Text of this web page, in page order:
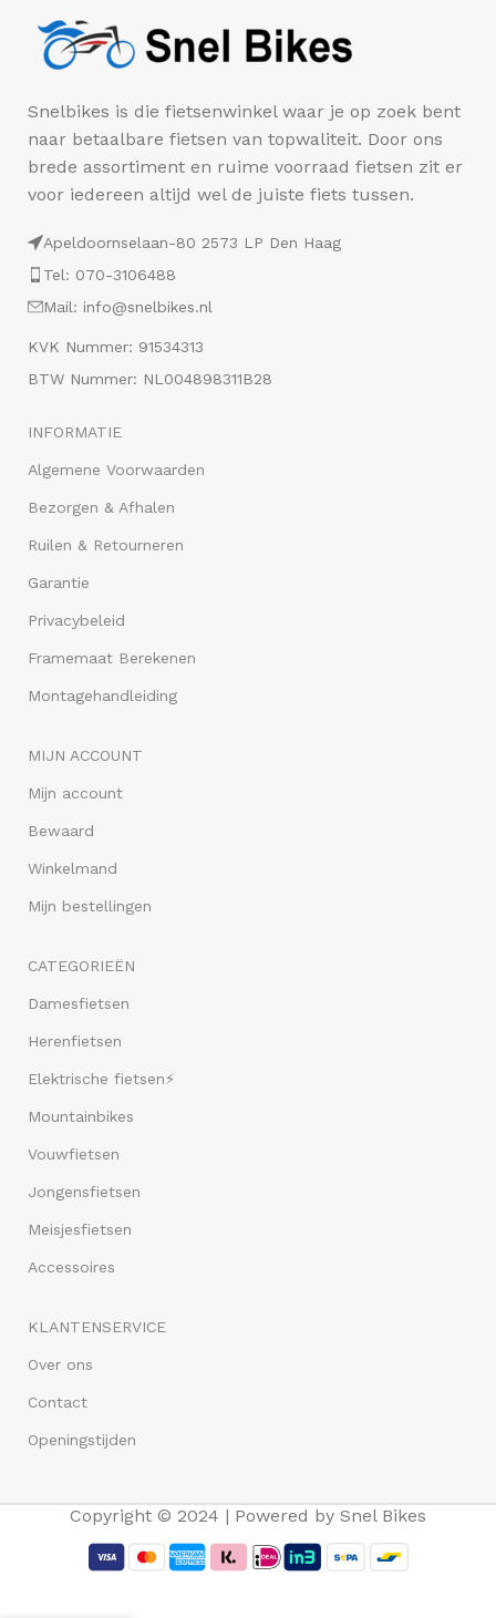
Snelbikes is die fietsenwinkel waar je op zoek bent
naar betaalbare fietsen van topwaliteit. Door ons
brede assortiment en ruime voorraad fietsen zit er
voor iedereen altijd wel de juiste fiets tussen.
Apeldoornselaan-80 2573 LP Den Haag
Tel: 070-3106488
Mail: info@snelbikes.nl
KVK Nummer: 91534313
BTW Nummer: NL004898311B28
INFORMATIE
Algemene Voorwaarden
Bezorgen & Afhalen
Ruilen & Retourneren
Garantie
Privacybeleid
Framemaat Berekenen
Montagehandleiding
MIJN ACCOUNT
Mijn account
Bewaard
Winkelmand
Mijn bestellingen
CATEGORIEËN
Damesfietsen
Herenfietsen
Elektrische fietsen⚡
Mountainbikes
Vouwfietsen
Jongensfietsen
Meisjesfietsen
Accessoires
KLANTENSERVICE
Over ons
Contact
Openingstijden
Copyright © 2024 | Powered by Snel Bikes